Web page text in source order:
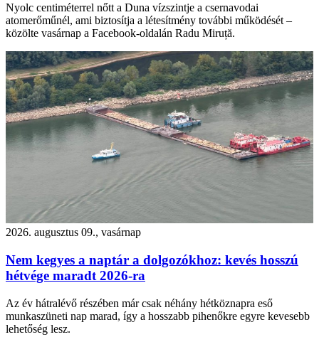
Nyolc centiméterrel nőtt a Duna vízszintje a csernavodai
atomerőműnél, ami biztosítja a létesítmény további működését –
közölte vasárnap a Facebook-oldalán Radu Miruță.
2026. augusztus 09., vasárnap
Nem kegyes a naptár a dolgozókhoz: kevés hosszú
hétvége maradt 2026-ra
Az év hátralévő részében már csak néhány hétköznapra eső
munkaszüneti nap marad, így a hosszabb pihenőkre egyre kevesebb
lehetőség lesz.